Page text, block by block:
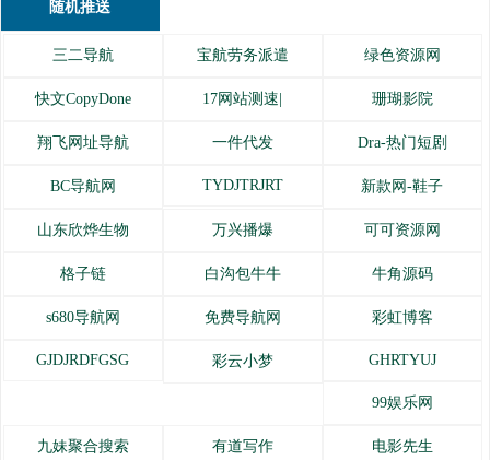
随机推送
三二导航 宝航劳务派遣 绿色资源网
快文CopyDone 17网站测速| 珊瑚影院
翔飞网址导航 一件代发 Dra-热门短剧
BC导航网 TYDJTRJRT 新款网-鞋子
山东欣烨生物 万兴播爆 可可资源网
格子链 白沟包牛牛 牛角源码
s680导航网 免费导航网 彩虹博客
GJDJRDFGSG 彩云小梦 GHRTYUJ
99娱乐网
九妹聚合搜索 有道写作 电影先生